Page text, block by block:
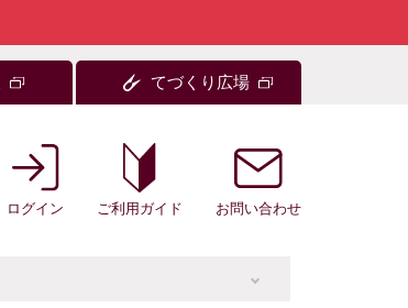
てづくり広場
ログイン ご利用ガイド お問い合わせ